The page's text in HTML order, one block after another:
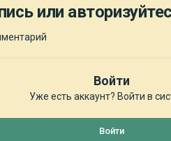
или
Войти
Уже есть аккаунт? Войти в
Войти